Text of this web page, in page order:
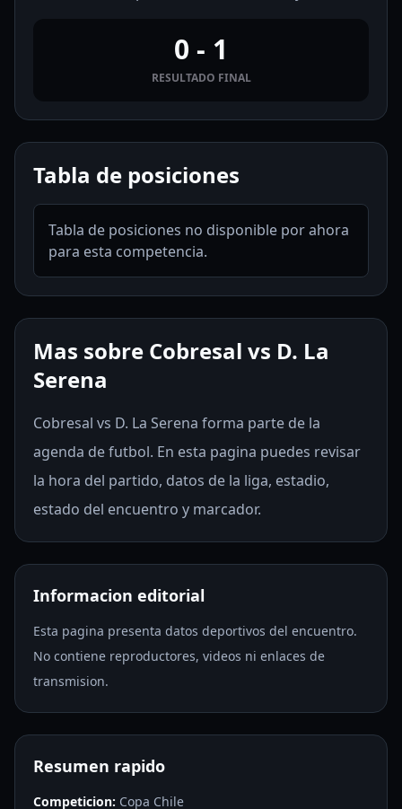
0 - 1
RESULTADO FINAL
Tabla de posiciones
Tabla de posiciones no disponible por ahora
para esta competencia.
Mas sobre Cobresal vs D. La
Serena
Cobresal vs D. La Serena forma parte de la
agenda de futbol. En esta pagina puedes revisar
la hora del partido, datos de la liga, estadio,
estado del encuentro y marcador.
Informacion editorial
Esta pagina presenta datos deportivos del encuentro.
No contiene reproductores, videos ni enlaces de
transmision.
Resumen rapido
Competicion: Copa Chile